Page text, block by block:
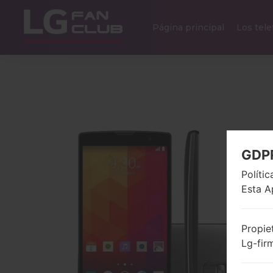
Página principal Los
Esta
Lg-